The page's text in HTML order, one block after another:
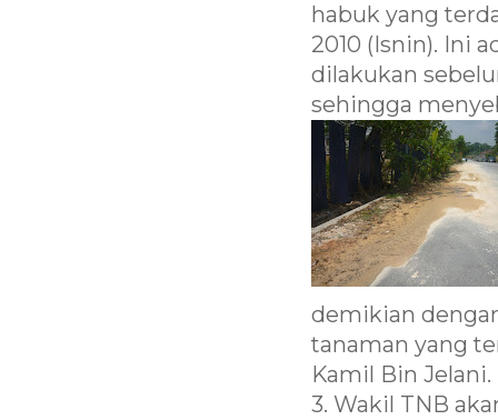
habuk yang
2010 (Isnin). Ini
dilakukan
sehingga
demikian
tanaman yang
Kamil Bin Jelani.
3. Wakil TNB